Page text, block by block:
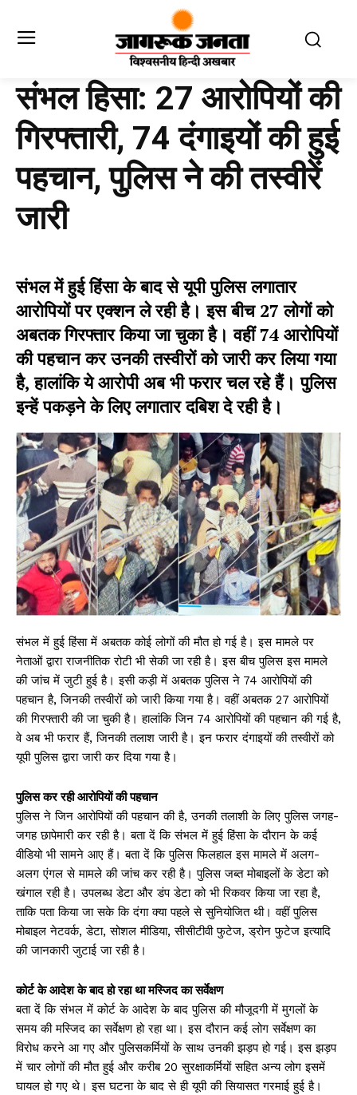
संभल हिसा: 27 आरोपियों की
गिरफ्तारी, 74 दंगाइयों की हुई
पहचान, पुलिस ने की तस्वीरें
जारी
संभल में हुई हिंसा के बाद से यूपी पुलिस लगातार
आरोपियों पर एक्शन ले रही है। इस बीच 27 लोगों को
अबतक गिरफ्तार किया जा चुका है। वहीं 74 आरोपियों
की पहचान कर उनकी तस्वीरों को जारी कर लिया गया
है, हालांकि ये आरोपी अब भी फरार चल रहे हैं। पुलिस
इन्हें पकड़ने के लिए लगातार दबिश दे रही है।
संभल में हुई हिंसा में अबतक कोई लोगों की मौत हो गई है। इस मामले पर
नेताओं द्वारा राजनीतिक रोटी भी सेकी जा रही है। इस बीच पुलिस इस मामले
की जांच में जुटी हुई है। इसी कड़ी में अबतक पुलिस ने 74 आरोपियों की
पहचान है, जिनकी तस्वीरों को जारी किया गया है। वहीं अबतक 27 आरोपियों
की गिरफ्तारी की जा चुकी है। हालांकि जिन 74 आरोपियों की पहचान की गई है,
वे अब भी फरार हैं, जिनकी तलाश जारी है। इन फरार दंगाइयों की तस्वीरों को
यूपी पुलिस द्वारा जारी कर दिया गया है।
पुलिस कर रही आरोपियों की पहचान
पुलिस ने जिन आरोपियों की पहचान की है, उनकी तलाशी के लिए पुलिस जगह-
जगह छापेमारी कर रही है। बता दें कि संभल में हुई हिंसा के दौरान के कई
वीडियो भी सामने आए हैं। बता दें कि पुलिस फिलहाल इस मामले में अलग-
अलग एंगल से मामले की जांच कर रही है। पुलिस जब्त मोबाइलों के डेटा को
खंगाल रही है। उपलब्ध डेटा और डंप डेटा को भी रिकवर किया जा रहा है,
ताकि पता किया जा सके कि दंगा क्या पहले से सुनियोजित थी। वहीं पुलिस
मोबाइल नेटवर्क, डेटा, सोशल मीडिया, सीसीटीवी फुटेज, ड्रोन फुटेज इत्यादि
की जानकारी जुटाई जा रही है।
कोर्ट के आदेश के बाद हो रहा था मस्जिद का सर्वेक्षण
बता दें कि संभल में कोर्ट के आदेश के बाद पुलिस की मौजूदगी में मुगलों के
समय की मस्जिद का सर्वेक्षण हो रहा था। इस दौरान कई लोग सर्वेक्षण का
विरोध करने आ गए और पुलिसकर्मियों के साथ उनकी झड़प हो गई। इस झड़प
में चार लोगों की मौत हुई और करीब 20 सुरक्षाकर्मियों सहित अन्य लोग इसमें
घायल हो गए थे। इस घटना के बाद से ही यूपी की सियासत गरमाई हुई है।